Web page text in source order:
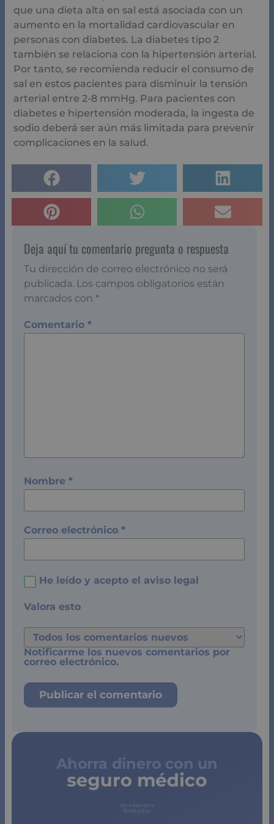
que una dieta alta en sal está asociada con un
aumento en la mortalidad cardiovascular en
personas con diabetes. La diabetes tipo 2
también se relaciona con la hipertensión arterial.
Por tanto, se recomienda reducir el consumo de
sal en estos pacientes para disminuir la tensión
arterial entre 2-8 mmHg. Para pacientes con
diabetes e hipertensión moderada, la ingesta de
sodio deberá ser aún más limitada para prevenir
complicaciones en la salud.
Deja aquí tu comentario pregunta o respuesta
Tu dirección de correo electrónico no será
publicada. Los campos obligatorios están
marcados con *
Comentario *
Nombre *
Correo electrónico *
He leído y acepto el aviso legal
Valora esto
Notificarme los nuevos comentarios por
correo electrónico.
Ahorra dinero con un
seguro médico